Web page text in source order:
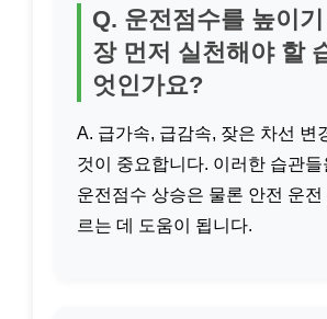
Q. 운전점수를 높이
장 먼저 실천해야 할
엇인가요?
A. 급가속, 급감속, 잦은 차선 변
것이 중요합니다. 이러한 습관들
운전점수 상승은 물론 안전 운전
르는 데 도움이 됩니다.